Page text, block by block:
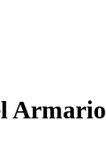
Armario